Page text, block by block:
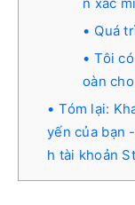
Quá
Tôi
oàn
Tóm lại:
yến của bạn
h tài khoản